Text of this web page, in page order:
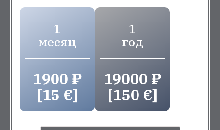
1
месяц
1900 ₽
[15 €]
1
год
19000 ₽
[150 €]